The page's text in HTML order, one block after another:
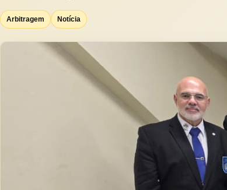
Arbitragem Notícia